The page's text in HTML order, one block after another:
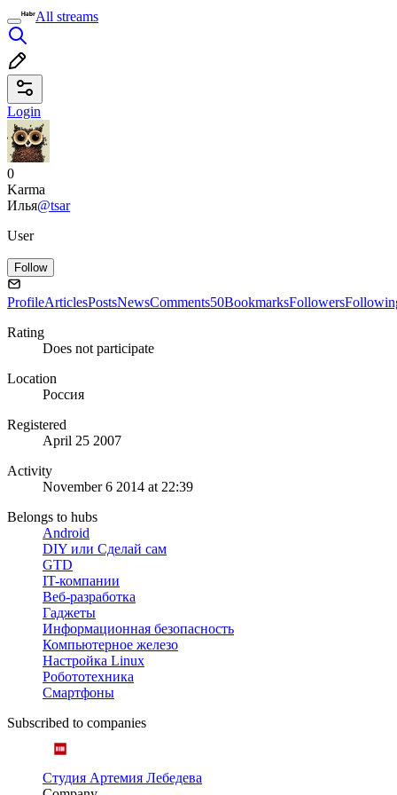
All streams
Login
0
Karma
Илья@tsar
User
Follow
ProfileArticlesPostsNewsComments50BookmarksFollowers
Rating
Does not participate
Location
Россия
Registered
April 25 2007
Activity
November 6 2014 at 22:39
Belongs to hubs
Android
DIY или Сделай сам
GTD
IT-компании
Веб-разработка
Гаджеты
Информационная безопасность
Компьютерное железо
Настройка Linux
Робототехника
Смартфоны
Subscribed to companies
Студия Артемия Лебедева